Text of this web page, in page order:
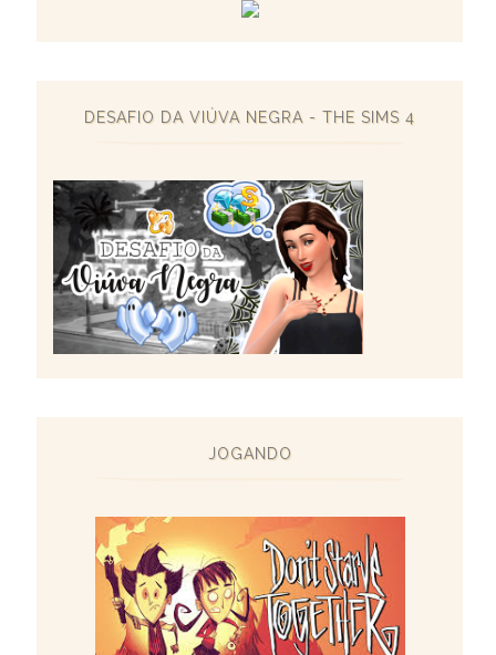
DESAFIO DA VIÚVA NEGRA - THE SIMS 4
JOGANDO